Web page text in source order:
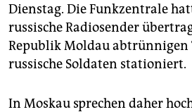
Dienstag. Die Funkzentrale
russische Radiosender
Republik Moldau
russische Soldaten stationiert.
In Moskau sprechen daher